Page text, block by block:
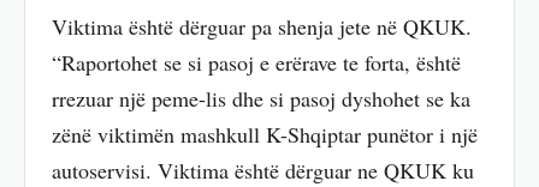
Viktima është dërguar pa shenja jete në QKUK.
“Raportohet se si pasoj e erërave te forta, është
rrezuar një peme-lis dhe si pasoj dyshohet se ka
zënë viktimën mashkull K-Shqiptar punëtor i një
autoservisi. Viktima është dërguar ne QKUK ku